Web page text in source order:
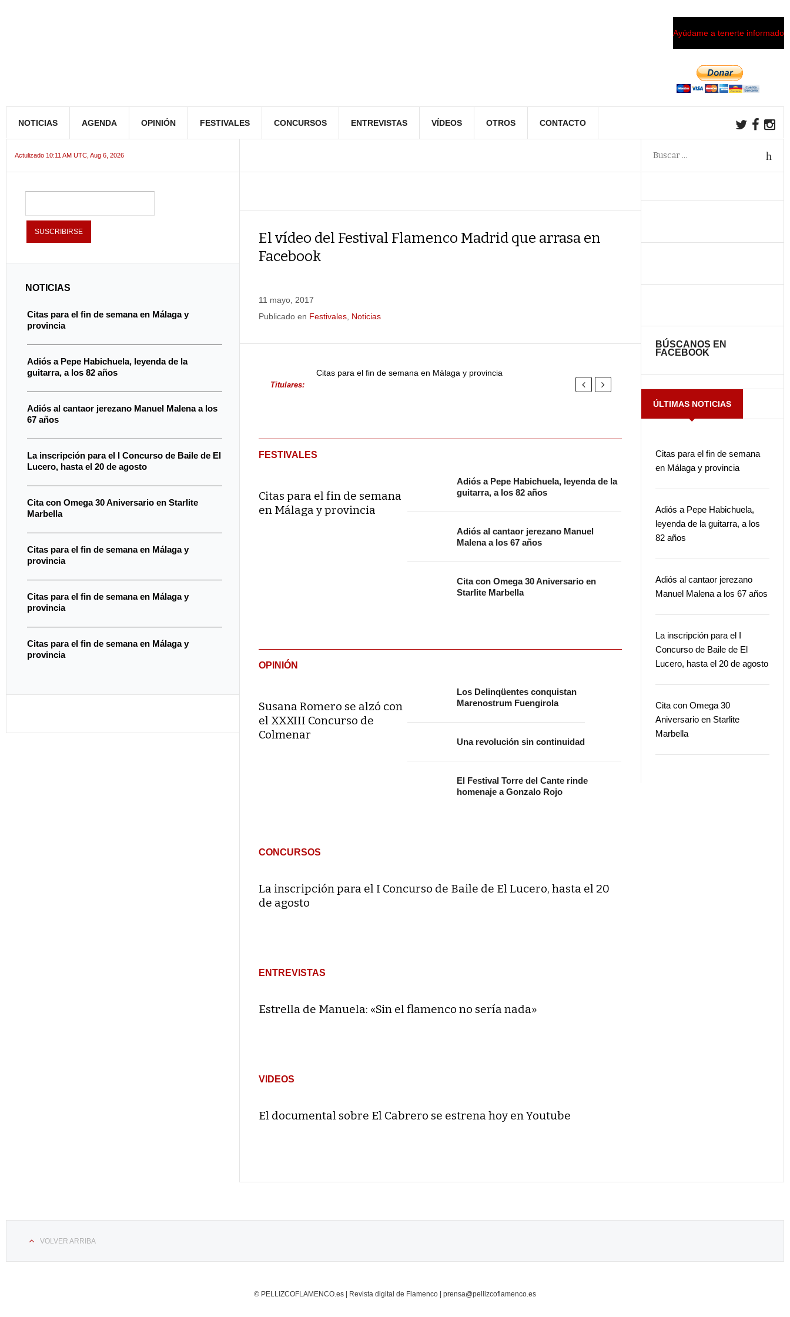
Ayúdame a tenerte informado
NOTICIAS AGENDA OPINIÓN FESTIVALES CONCURSOS ENTREVISTAS VÍDEOS OTROS CONTACTO
Actulizado 10:11 AM UTC, Aug 6, 2026
El vídeo del Festival Flamenco Madrid que arrasa en
Facebook
11 mayo, 2017
Publicado en Festivales Noticias
Titulares:
Citas para el fin de semana en Málaga y provincia
FESTIVALES
Citas para el fin de semana
en Málaga y provincia
Adiós a Pepe Habichuela, leyenda de la
guitarra, a los 82 años
Adiós al cantaor jerezano Manuel
Malena a los 67 años
Cita con Omega 30 Aniversario en
Starlite Marbella
OPINIÓN
Susana Romero se alzó con
el XXXIII Concurso de
Colmenar
Los Delinqüentes conquistan
Marenostrum Fuengirola
Una revolución sin continuidad
El Festival Torre del Cante rinde
homenaje a Gonzalo Rojo
CONCURSOS
La inscripción para el I Concurso de Baile de El Lucero, hasta el 20
de agosto
ENTREVISTAS
Estrella de Manuela: «Sin el flamenco no sería nada»
VIDEOS
El documental sobre El Cabrero se estrena hoy en Youtube
BÚSCANOS EN
FACEBOOK
ÚLTIMAS NOTICIAS
Citas para el fin de semana
en Málaga y provincia
Adiós a Pepe Habichuela,
leyenda de la guitarra, a los
82 años
Adiós al cantaor jerezano
Manuel Malena a los 67 años
La inscripción para el I
Concurso de Baile de El
Lucero, hasta el 20 de agosto
Cita con Omega 30
Aniversario en Starlite
Marbella
NOTICIAS
Citas para el fin de semana en Málaga y
provincia
Adiós a Pepe Habichuela, leyenda de la
guitarra, a los 82 años
Adiós al cantaor jerezano Manuel Malena a los
67 años
La inscripción para el I Concurso de Baile de El
Lucero, hasta el 20 de agosto
Cita con Omega 30 Aniversario en Starlite
Marbella
Citas para el fin de semana en Málaga y
provincia
Citas para el fin de semana en Málaga y
provincia
Citas para el fin de semana en Málaga y
provincia
VOLVER ARRIBA
© PELLIZCOFLAMENCO.es | Revista digital de Flamenco | prensa@pellizcoflamenco.es